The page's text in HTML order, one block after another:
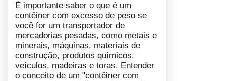
É importante saber o que é um
contêiner com excesso de peso se
você for um transportador de
mercadorias pesadas, como metais e
minerais, máquinas, materiais de
construção, produtos químicos,
veículos, madeiras e toras. Entender
o conceito de um "contêiner com